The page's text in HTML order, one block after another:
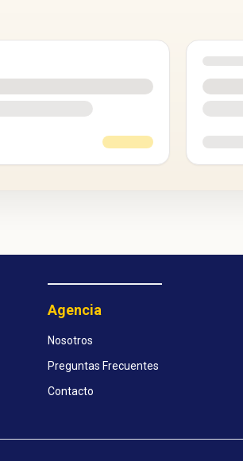
Agencia
Nosotros
Preguntas Frecuentes
Contacto